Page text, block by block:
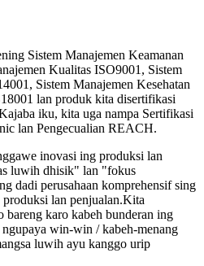
Sistem Manajemen Keamanan
Kualitas ISO9001, Sistem
Sistem Manajemen Kesehatan
lan produk kita disertifikasi
iku, kita uga nampa Sertifikasi
lan Pengecualian REACH.
inovasi ing produksi lan
luwih dhisik" lan "fokus
dadi perusahaan komprehensif sing
produksi lan penjualan.Kita
bareng karo kabeh bunderan ing
win-win / kabeh-menang
luwih ayu kanggo urip